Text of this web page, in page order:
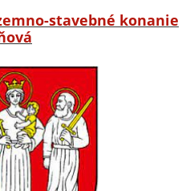
stavebné konanie